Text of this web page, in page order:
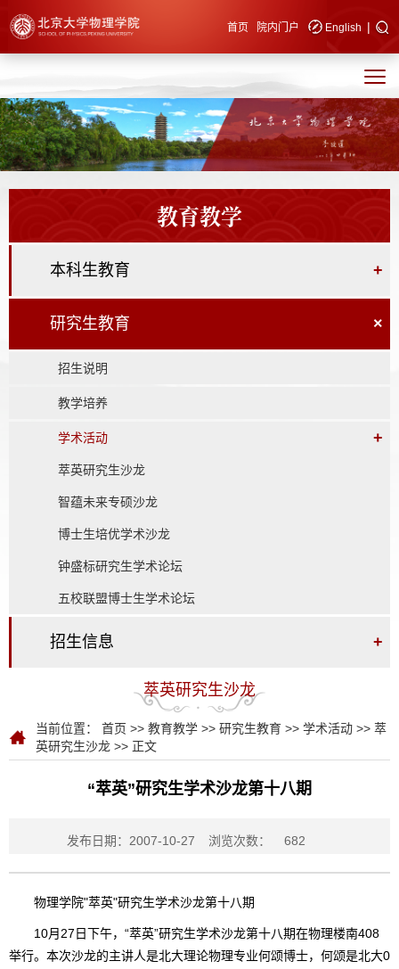
快速导航 首页 院内门户 English |
教育教学
本科生教育 +
研究生教育 ×
招生说明
教学培养
学术活动 +
萃英研究生沙龙
智蕴未来专硕沙龙
博士生培优学术沙龙
钟盛标研究生学术论坛
五校联盟博士生学术论坛
招生信息 +
萃英研究生沙龙
当前位置： 首页 >> 教育教学 >> 研究生教育 >> 学术活动 >> 萃
英研究生沙龙 >> 正文
“萃英”研究生学术沙龙第十八期
发布日期：2007-10-27 浏览次数： 682
物理学院"萃英"研究生学术沙龙第十八期
10月27日下午，“萃英”研究生学术沙龙第十八期在物理楼南408
举行。本次沙龙的主讲人是北大理论物理专业何颂博士，何颂是北大0